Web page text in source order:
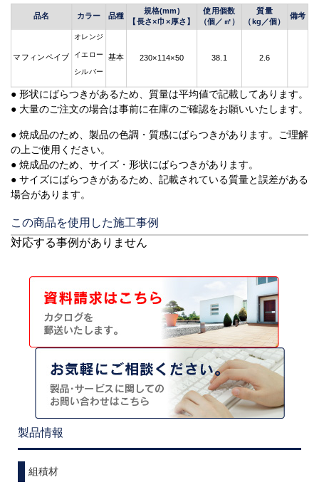
品名 カラー 品種
規格(mm)
【長さ×巾×厚さ】
使用個数
（個／㎡）
質量
（kg／個）
備考
マフィンペイブ
オレンジ
イエロー
シルバー
基本 230×114×50 38.1 2.6
● 形状にばらつきがあるため、質量は平均値で記載してあります。
● 大量のご注文の場合は事前に在庫のご確認をお願いいたします。
● 焼成品のため、製品の色調・質感にばらつきがあります。ご理解
の上ご使用ください。
● 焼成品のため、サイズ・形状にばらつきがあります。
● サイズにばらつきがあるため、記載されている質量と誤差がある
場合があります。
この商品を使用した施工事例
対応する事例がありません
製品情報
組積材